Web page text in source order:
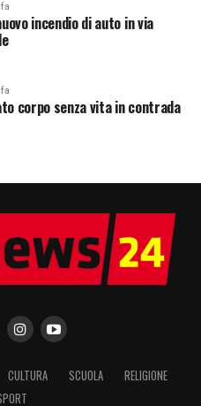
incendio di auto in via
corpo senza vita in contrada
CULTURA SCUOLA
RELIGIONE